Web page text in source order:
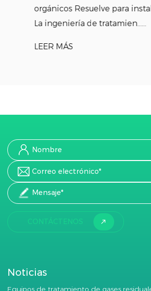
orgánicos Resuelve para
La ingeniería de tratamien......
LEER MÁS
CONTÁCTENOS
Noticias
Equipos de tratamiento de gases